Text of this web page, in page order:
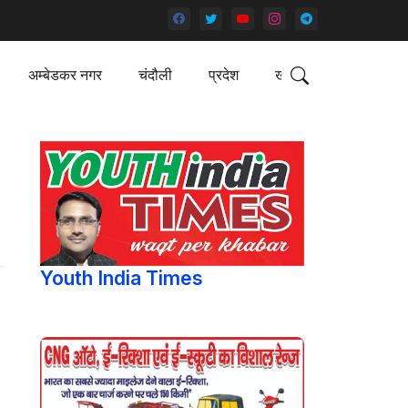
अम्बेडकर नगर चंदौली प्रदेश खेल
Youth India Times